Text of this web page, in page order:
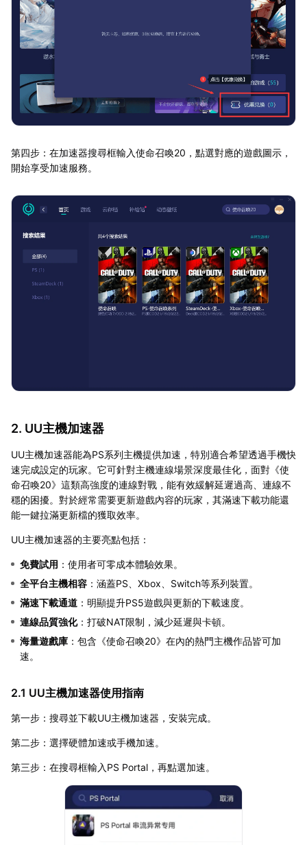
第四步：在加速器搜尋框輸入使命召喚20，點選對應的遊戲圖示，
開始享受加速服務。
2. UU主機加速器
UU主機加速器能為PS系列主機提供加速，特別適合希望透過手機快
速完成設定的玩家。它可針對主機連線場景深度最佳化，面對《使
命召喚20》這類高強度的連線對戰，能有效緩解延遲過高、連線不
穩的困擾。對於經常需要更新遊戲內容的玩家，其滿速下載功能還
能一鍵拉滿更新檔的獲取效率。
UU主機加速器的主要亮點包括：
免費試用 ：使用者可零成本體驗效果。
全平台主機相容 ：涵蓋PS、Xbox、Switch等系列裝置。
滿速下載通道 ：明顯提升PS5遊戲與更新的下載速度。
連線品質強化：打破NAT限制，減少延遲與卡頓。
海量遊戲庫 ：包含《使命召喚20》在內的熱門主機作品皆可加
速。
2.1 UU主機加速器使用指南
第一步：搜尋並下載UU主機加速器，安裝完成。
第二步：選擇硬體加速或手機加速。
第三步：在搜尋框輸入PS Portal，再點選加速。